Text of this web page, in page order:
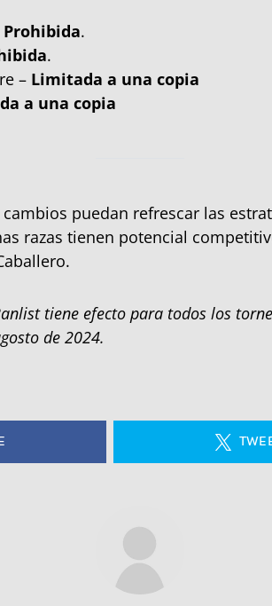
Prohibida.
.
– Limitada a una copia
a una copia
puedan refrescar las
razas tienen potencial
tiene efecto para todos los
de 2024.